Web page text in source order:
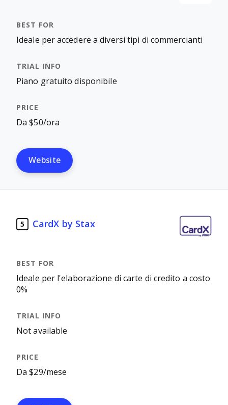
Ideale per accedere a diversi tipi di commercianti
Piano gratuito disponibile
Da $50/ora
Website
5 CardX by Stax
Ideale per l'elaborazione di carte di credito a costo
0%
Not available
Da $29/mese